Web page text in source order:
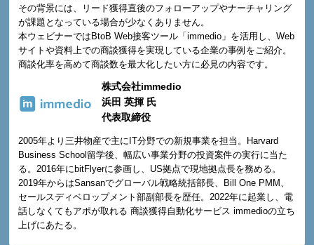
その背景には、リード獲得直後のフォローアップやナーチャリング
が課題となっている場合が少なくありません。
本ウェビナーではBtoB Web接客ツール「immedio」を活用し、Web
サイトや資料上での商談獲得を実現している企業の事例をご紹介。
商談化率を高めて商談数を最大化したい方に必見の内容です。
株式会社immedio
浜田 英揮 氏
代表取締役
2005年より三井物産で主にIT分野での新規事業を担当。Harvard
Business School留学後、幅広い事業分野の投資案件の実行に当た
る。2016年にbitFlyerに参画し、US拠点で現地拠点長を務める。
2019年からはSansanでグローバル戦略統括部長、Bill One PMM、
セールスディベロップメント部副部長を歴任。2022年に起業し、電
話しなくてもアポが取れる 商談獲得自動化サービス immedioの立ち
上げにあたる。